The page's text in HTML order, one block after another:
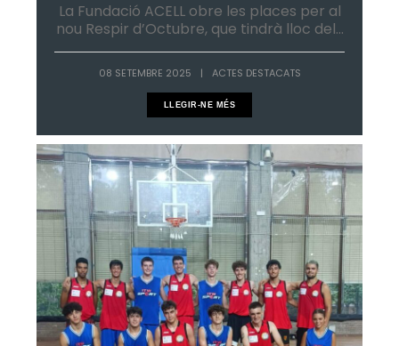
La Fundació ACELL obre les places per al
nou Respir d’Octubre, que tindrà lloc del...
08 SETEMBRE 2025 | ACTES DESTACATS
LLEGIR-NE MÉS